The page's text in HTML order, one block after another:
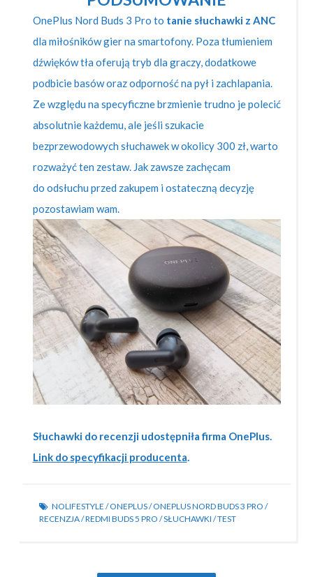
OnePlus Nord Buds 3 Pro to tanie słuchawki z ANC
dla miłośników gier na smartofony. Poza tłumieniem
dźwięków tła oferują tryb dla graczy, dodatkowe
podbicie basów oraz odporność na pył i zachlapania.
Ze względu na specyficzne brzmienie trudno je polecić
absolutnie każdemu, ale jeśli szukacie
bezprzewodowych słuchawek w okolicy 300 zł, warto
rozważyć ten zestaw. Jak zawsze zachęcam
do odsłuchu przed zakupem i ostateczną decyzję
pozostawiam wam.
Słuchawki do recenzji udostępniła firma OnePlus.
Link do specyfikacji producenta.
NOLIFESTYLE /ONEPLUS/ONEPLUS NORD BUDS 3 PRO /
RECENZJA/REDMI BUDS 5 PRO /SŁUCHAWKI /TEST